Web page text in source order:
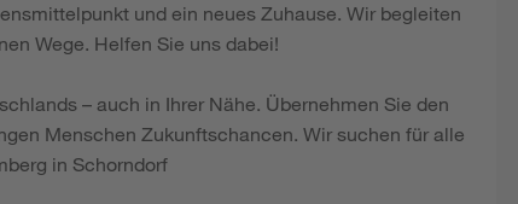
und ein neues Zuhause. Wir begleiten
Wege. Helfen Sie uns dabei!
– auch in Ihrer Nähe. Übernehmen Sie den
Menschen Zukunftschancen. Wir suchen für alle
in Schorndorf